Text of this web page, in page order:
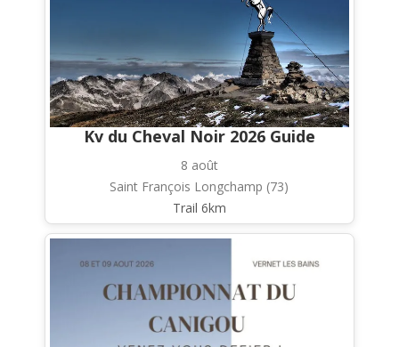
Kv du Cheval Noir 2026 Guide
8 août
Saint François Longchamp (73)
Trail 6km